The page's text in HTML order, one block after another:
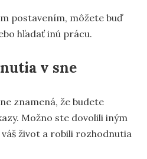
postavením, môžete buď
hľadať inú prácu.
v sne
znamená, že budete
Možno ste dovolili iným
život a robili rozhodnutia